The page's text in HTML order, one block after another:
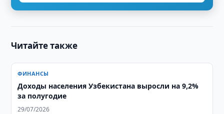
Читайте также
ФИНАНСЫ
Доходы населения Узбекистана выросли на 9,2%
за полугодие
29/07/2026